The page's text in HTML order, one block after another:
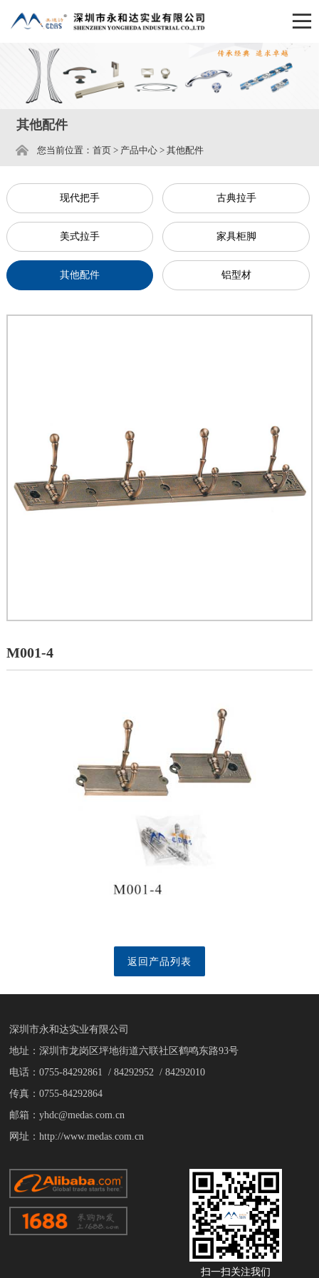
其他配件
您当前位置： 首页> 产品中心> 其他配件
现代把手 古典拉手
美式拉手 家具柜脚
其他配件 铝型材
M001-4
返回产品列表
深圳市永和达实业有限公司
地址：深圳市龙岗区坪地街道六联社区鹤鸣东路93号
电话：0755-84292861 / 84292952 / 84292010
传真：0755-84292864
邮箱：yhdc@medas.com.cn
网址：http://www.medas.com.cn
扫一扫关注我们